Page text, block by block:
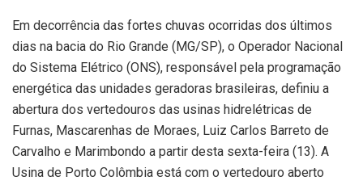
Em decorrência das fortes chuvas ocorridas dos últimos
dias na bacia do Rio Grande (MG/SP), o Operador Nacional
do Sistema Elétrico (ONS), responsável pela programação
energética das unidades geradoras brasileiras, definiu a
abertura dos vertedouros das usinas hidrelétricas de
Furnas, Mascarenhas de Moraes, Luiz Carlos Barreto de
Carvalho e Marimbondo a partir desta sexta-feira (13). A
Usina de Porto Colômbia está com o vertedouro aberto